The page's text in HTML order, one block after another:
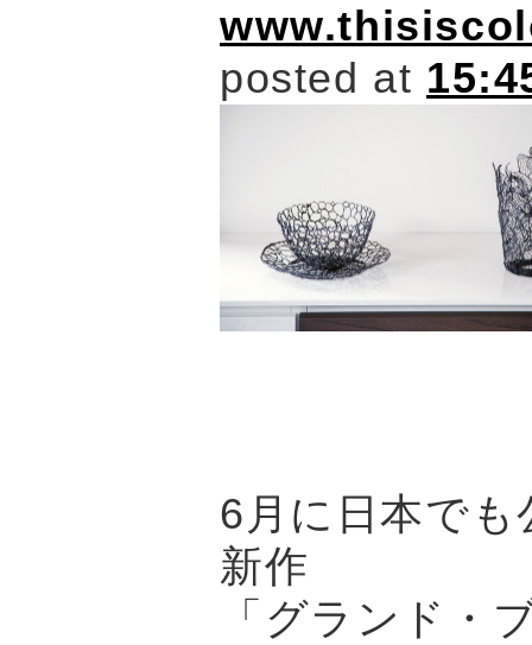
posted at
6月に日本で
新作
「グランド・